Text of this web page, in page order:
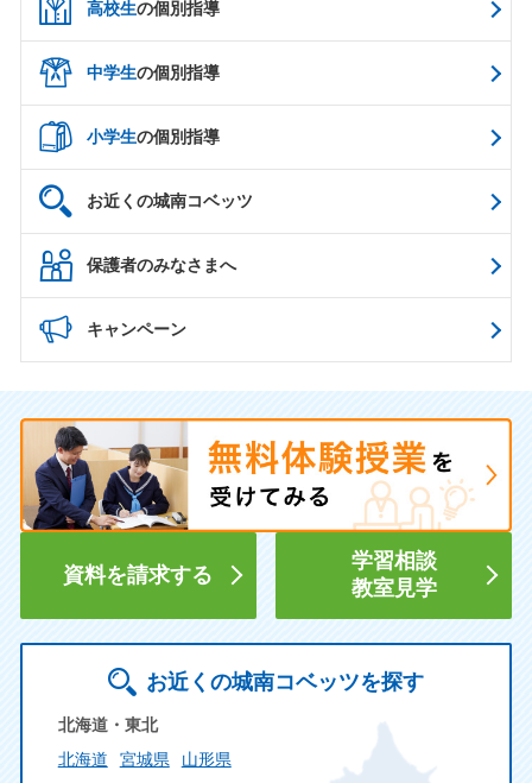
高校生の個別指導
中学生の個別指導
小学生の個別指導
お近くの城南コベッツ
保護者のみなさまへ
キャンペーン
資料を請求する
学習相談
教室見学
お近くの城南コベッツを探す
北海道・東北
北海道
宮城県
山形県